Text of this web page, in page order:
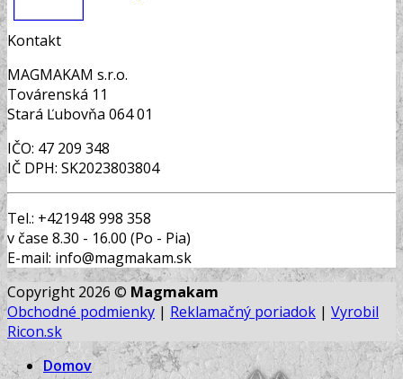
Kontakt
MAGMAKAM s.r.o.
Továrenská 11
Stará Ľubovňa 064 01
IČO: 47 209 348
IČ DPH: SK2023803804
Tel.: +421948 998 358
v čase 8.30 - 16.00 (Po - Pia)
E-mail: info@magmakam.sk
Copyright 2026 © Magmakam
Obchodné podmienky | Reklamačný poriadok | Vyrobil
Ricon.sk
Domov